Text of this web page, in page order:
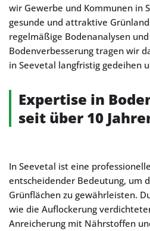
wir Gewerbe und Kommunen in
gesunde und attraktive
regelmäßige Bodenanalysen
Bodenverbesserung tragen wir
in Seevetal langfristig gedeihen
Expertise in
seit über 10
In Seevetal ist eine
entscheidender Bedeutung, um
Grünflächen zu gewährleisten.
wie die Auflockerung
Anreicherung mit Nährstoffen